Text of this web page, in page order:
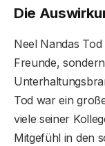
Die
Neel Nandas
Freunde,
Tod war ein
viele seiner
Mitgefühl in den